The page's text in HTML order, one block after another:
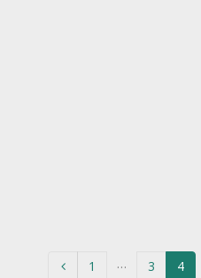
1 … 3 4